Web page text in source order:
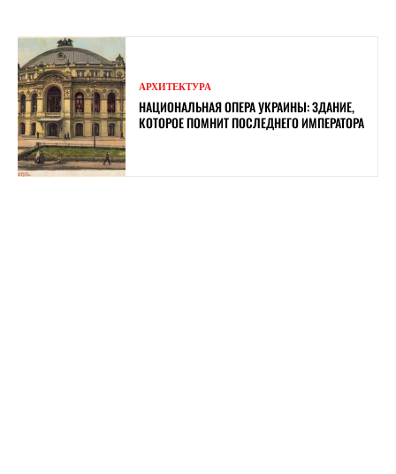
АРХИТЕКТУРА
НАЦИОНАЛЬНАЯ ОПЕРА УКРАИНЫ: ЗДАНИЕ,
КОТОРОЕ ПОМНИТ ПОСЛЕДНЕГО ИМПЕРАТОРА